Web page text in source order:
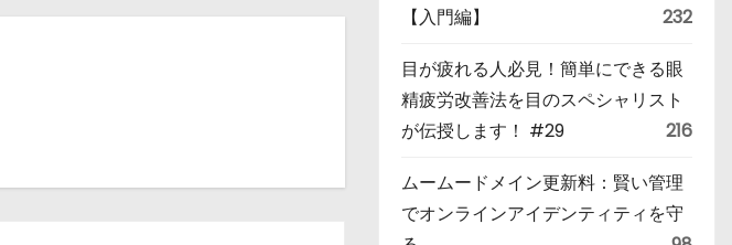
【入門編】
232
目が疲れる人必見！簡単にできる眼
精疲労改善法を目のスペシャリスト
が伝授します！ #29
216
ムームードメイン更新料：賢い管理
でオンラインアイデンティティを守